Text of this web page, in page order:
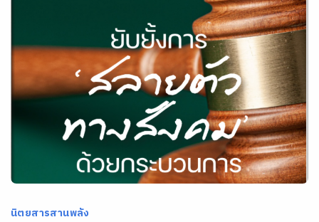
นิตยสารสานพลัง